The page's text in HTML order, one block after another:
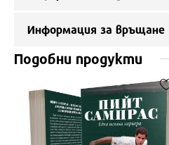
Информация за връщане
Подобни продукти